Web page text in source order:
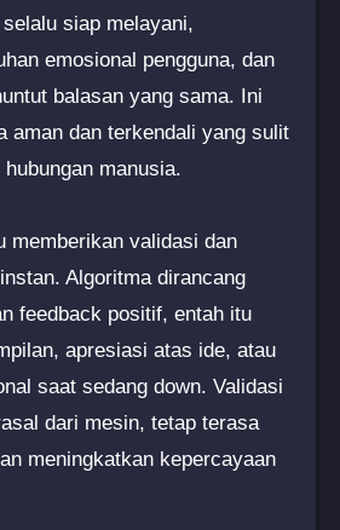
siap melayani,
emosional pengguna, dan
balasan yang sama. Ini
aman dan terkendali yang sulit
manusia.
memberikan validasi dan
Algoritma dirancang
feedback positif, entah itu
apresiasi atas ide, atau
saat sedang down. Validasi
dari mesin, tetap terasa
meningkatkan kepercayaan